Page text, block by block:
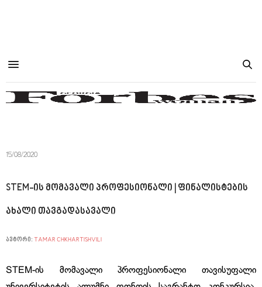
15/08/2020
STEM-ის მომავალი პროფესიონალი | ფინალისტების
ახალი თავგადასავალი
ავტორი: TAMAR CHKHARTISHVILI
STEM-ის მომავალი პროფესიონალი თავისუფალი